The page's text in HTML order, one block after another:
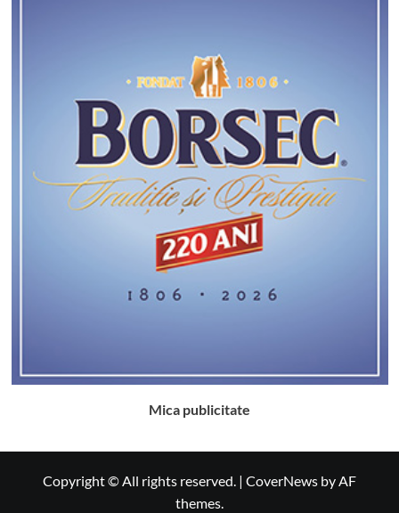
Mica publicitate
Copyright © All rights reserved. | CoverNews by AF
themes.